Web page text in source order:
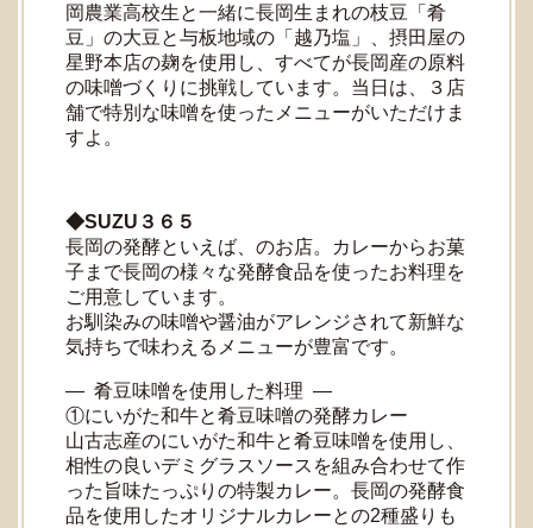
岡農業高校生と一緒に長岡生まれの枝豆「肴
豆」の大豆と与板地域の「越乃塩」、摂田屋の
星野本店の麹を使用し、すべてが長岡産の原料
の味噌づくりに挑戦しています。当日は、３店
舗で特別な味噌を使ったメニューがいただけま
すよ。
◆SUZU３６５
長岡の発酵といえば、のお店。カレーからお菓
子まで長岡の様々な発酵食品を使ったお料理を
ご用意しています。
お馴染みの味噌や醤油がアレンジされて新鮮な
気持ちで味わえるメニューが豊富です。
― 肴豆味噌を使用した料理 ―
①にいがた和牛と肴豆味噌の発酵カレー
山古志産のにいがた和牛と肴豆味噌を使用し、
相性の良いデミグラスソースを組み合わせて作
った旨味たっぷりの特製カレー。長岡の発酵食
品を使用したオリジナルカレーとの2種盛りも